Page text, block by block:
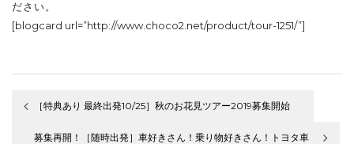
ださい。
[blogcard url=”http://www.choco2.net/product/tour-1251/”]
投
［特典あり 最終出発10/25］秋のお花見ツアー2019募集開始
募集再開！［随時出発］車好きさん！乗り物好きさん！トヨタ車